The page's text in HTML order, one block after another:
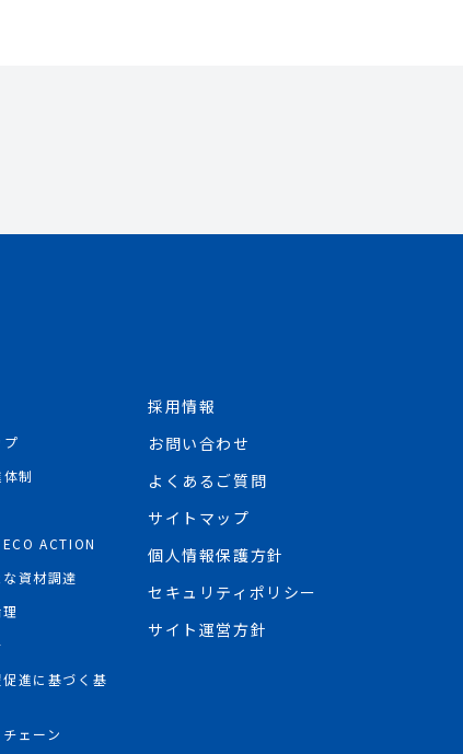
プ
制
ACTION
資材調達
進に基づく基
ェーン
採用情報
お問い合わせ
よくあるご質問
サイトマップ
個人情報保護方針
セキュリティポリシー
サイト運営方針